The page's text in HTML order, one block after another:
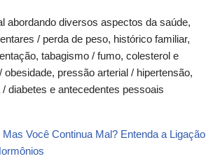
abordando diversos aspectos da saúde,
/ perda de peso, histórico familiar,
tabagismo / fumo, colesterol e
obesidade, pressão arterial / hipertensão,
diabetes e antecedentes pessoais
Você Continua Mal? Entenda a Ligação